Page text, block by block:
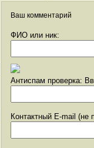
Ваш комментарий
ФИО или ник:
Антиспам проверка:
Контактный E-mail (не